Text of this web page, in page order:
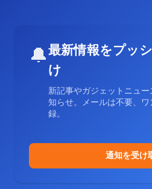
🔔最新情報をプッ
け
新記事やガジェットニュ
知らせ。メールは不要、
録。
通知を受け